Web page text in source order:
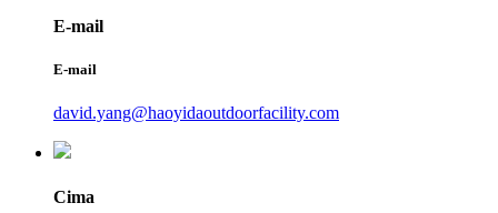
E-mail
E-mail
david.yang@haoyidaoutdoorfacility.com
Cima